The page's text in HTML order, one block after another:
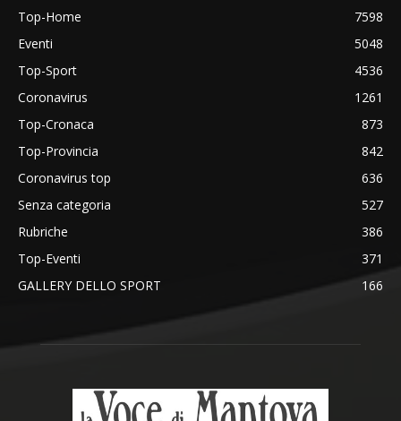
Top-Home
7598
Eventi
5048
Top-Sport
4536
Coronavirus
1261
Top-Cronaca
873
Top-Provincia
842
Coronavirus top
636
Senza categoria
527
Rubriche
386
Top-Eventi
371
GALLERY DELLO SPORT
166